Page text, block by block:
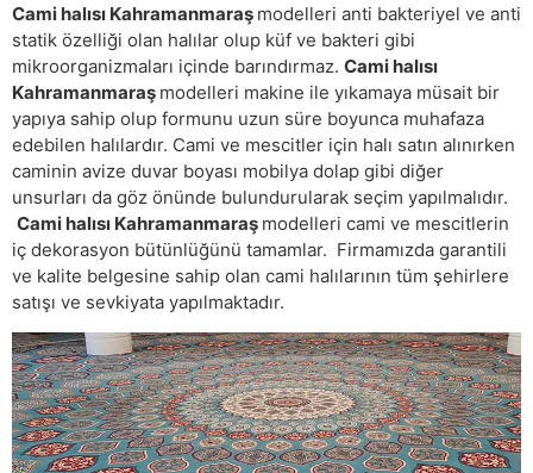
Cami halısı Kahramanmaraş modelleri anti bakteriyel ve anti
statik özelliği olan halılar olup küf ve bakteri gibi
mikroorganizmaları içinde barındırmaz. Cami halısı
Kahramanmaraş modelleri makine ile yıkamaya müsait bir
yapıya sahip olup formunu uzun süre boyunca muhafaza
edebilen halılardır. Cami ve mescitler için halı satın alınırken
caminin avize duvar boyası mobilya dolap gibi diğer
unsurları da göz önünde bulundurularak seçim yapılmalıdır.
Cami halısı Kahramanmaraş modelleri cami ve mescitlerin
iç dekorasyon bütünlüğünü tamamlar. Firmamızda garantili
ve kalite belgesine sahip olan cami halılarının tüm şehirlere
satışı ve sevkiyata yapılmaktadır.